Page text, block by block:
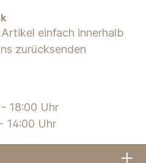
einfach innerhalb
zurücksenden
18:00 Uhr
14:00 Uhr